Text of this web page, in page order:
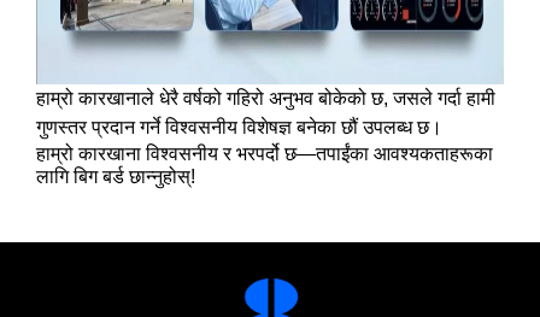
हाम्रो कारखानाले धेरै वर्षको गहिरो अनुभव बोकेको छ, जसले गर्दा हामी
गुणस्तर प्रदान गर्ने विश्वसनीय विशेषज्ञ बनेका छौंउपलब्ध छ।
हाम्रो कारखाना विश्वसनीय र भरपर्दो छ—तपाईंका आवश्यकताहरूका
लागि बिग बर्ड छान्नुहोस्!